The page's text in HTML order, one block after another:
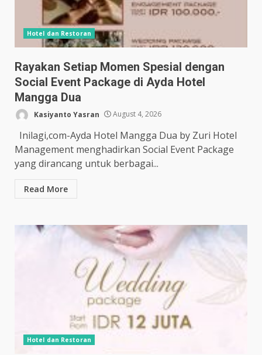
Hotel dan Restoran
Rayakan Setiap Momen Spesial dengan
Social Event Package di Ayda Hotel
Mangga Dua
Kasiyanto Yasran August 4, 2026
Inilagi,com-Ayda Hotel Mangga Dua by Zuri Hotel
Management menghadirkan Social Event Package
yang dirancang untuk berbagai...
Read More
Hotel dan Restoran